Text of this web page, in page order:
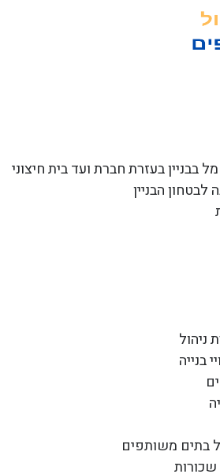
בבניין בעזרת חברת ועד בית חיצוני
לבטחון הבניין
בנייה
בתים משותפים
שכורות